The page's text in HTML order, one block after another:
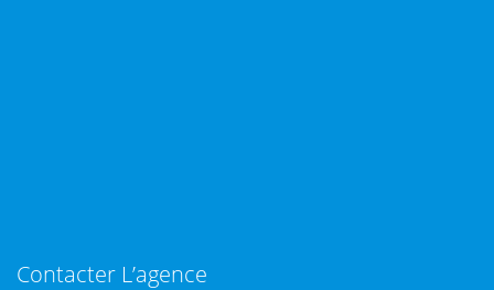
Contacter L’agence